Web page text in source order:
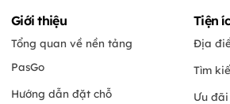
Giới thiệu
Tổng quan về nền tảng
PasGo
Hướng dẫn đặt chỗ
Tiện
Địa
Tìm
Ưu